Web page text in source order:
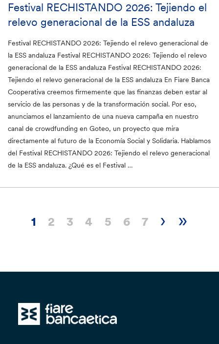
Festival RECHISTANDO 2026: Tejiendo el
relevo generacional de la ESS andaluza
Festival RECHISTANDO 2026: Tejiendo el relevo generacional de
la ESS andaluza Festival RECHISTANDO 2026: Tejiendo el relevo
generacional de la ESS andaluza Festival RECHISTANDO 2026:
Tejiendo el relevo generacional de la ESS andaluza En Fiare Banca
Cooperativa creemos firmemente que las finanzas deben estar al
servicio de las personas y de la transformación social. Por eso,
anunciamos el lanzamiento de una nueva campaña en nuestro
canal de crowdfunding en Goteo, un proyecto que mira
directamente al futuro de la Economía Social y Solidaria. Hablamos
del Festival RECHISTANDO 2026: Tejiendo el relevo generacional
de la ESS andaluza. ¿Qué es el Festival …
1 2 3 4 5 6 7